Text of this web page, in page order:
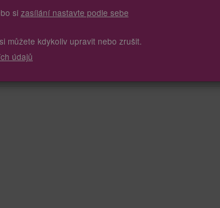
sizasílání nastavte podle sebe
můžete kdykoliv upravit nebo zrušit.
údajů